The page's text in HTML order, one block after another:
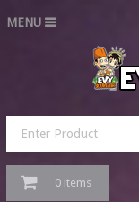
MENU
0 items